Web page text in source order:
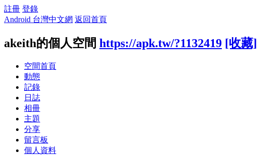
註冊 登錄
Android 台灣中文網 返回首頁
akeith的個人空間 https://apk.tw/?1132419 [收藏]
空間首頁
動態
記錄
日誌
相冊
主題
分享
留言板
個人資料